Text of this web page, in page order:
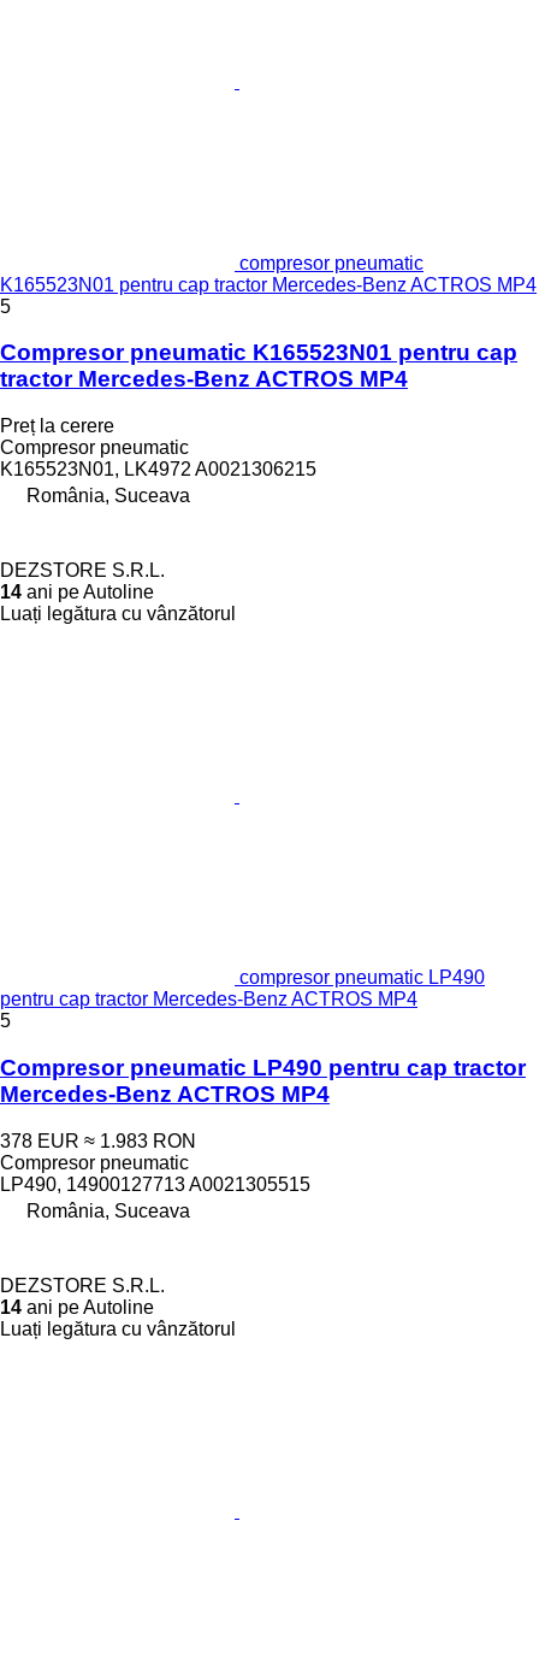
compresor pneumatic
K165523N01 pentru cap tractor Mercedes-Benz ACTROS MP4
5
Compresor pneumatic K165523N01 pentru cap
tractor Mercedes-Benz ACTROS MP4
Preț la cerere
Compresor pneumatic
K165523N01, LK4972 A0021306215
România, Suceava
DEZSTORE S.R.L.
14 ani pe Autoline
Luați legătura cu vânzătorul
compresor pneumatic LP490
pentru cap tractor Mercedes-Benz ACTROS MP4
5
Compresor pneumatic LP490 pentru cap tractor
Mercedes-Benz ACTROS MP4
378 EUR ≈ 1.983 RON
Compresor pneumatic
LP490, 14900127713 A0021305515
România, Suceava
DEZSTORE S.R.L.
14 ani pe Autoline
Luați legătura cu vânzătorul